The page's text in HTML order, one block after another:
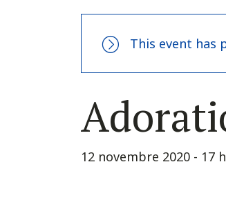
This event has
12 novembre 2020 - 17